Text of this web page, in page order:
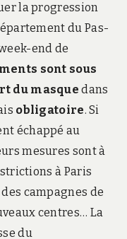
la progression
du Pas-
end de
sont sous
du masquedans
obligatoire. Si
échappé au
mesures sont à
à Paris
campagnes de
centres… La
du